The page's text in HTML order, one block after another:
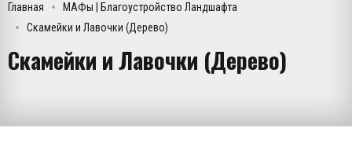
Главная
МАФы | Благоустройство Ландшафта
Скамейки и Лавочки (Дерево)
Скамейки и Лавочки (Дерево)